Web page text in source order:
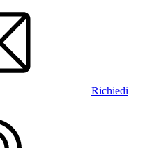
Richiedi